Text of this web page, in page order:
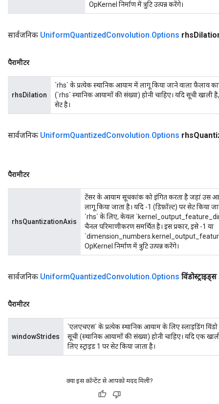
OpKernel निर्माण में त्रुटि उत्पन्न करेंगे।
सार्वजनिक UniformQuantizedConvolution.Options rhs
पैरामीटर
rhsDilation
`rhs` के प्रत्येक स्थानिक आयाम में लागू किया जाने वाला फैलाव
(`rhs` स्थानिक आयामों की संख्या) होनी चाहिए। यदि सूची
सेट है।
सार्वजनिक UniformQuantizedConvolution.Options rhs
पैरामीटर
rhsQuantizationAxis
टेंसर के आयाम सूचकांक को इंगित करता है जहां उस
लागू किया जाता है। यदि -1 (डिफ़ॉल्ट) पर सेट किया
`rhs` के लिए, केवल
चैनल परिमाणीकरण समर्थित है। इस प्रकार, इसे -1 या
OpKernel निर्माण में त्रुटि उत्पन्न करेंगे।
सार्वजनिक UniformQuantizedConvolution.Options विंडोस्ट्राइड्स
पैरामीटर
windowStrides
`एलएचएस` के प्रत्येक स्थानिक आयाम के लिए स्लाइडिंग
सूची (स्थानिक आयामों की संख्या) होनी चाहिए। यदि एक
लिए स्ट्राइड 1 पर सेट किया जाता है।
क्या इस कॉन्टेंट से आपको मदद मिली?